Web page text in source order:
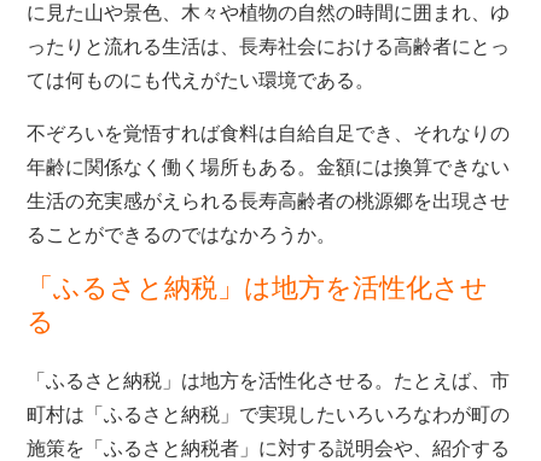
に見た山や景色、木々や植物の自然の時間に囲まれ、ゆ
ったりと流れる生活は、長寿社会における高齢者にとっ
ては何ものにも代えがたい環境である。
不ぞろいを覚悟すれば食料は自給自足でき、それなりの
年齢に関係なく働く場所もある。金額には換算できない
生活の充実感がえられる長寿高齢者の桃源郷を出現させ
ることができるのではなかろうか。
「ふるさと納税」は地方を活性化させ
る
「ふるさと納税」は地方を活性化させる。たとえば、市
町村は「ふるさと納税」で実現したいろいろなわが町の
施策を「ふるさと納税者」に対する説明会や、紹介する